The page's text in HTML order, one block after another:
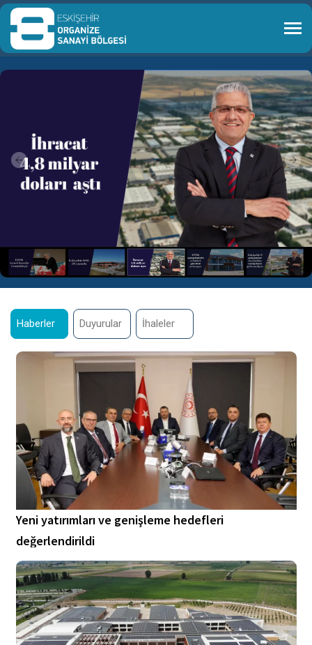
Haberler Duyurular İhaleler
Yeni yatırımları ve genişleme hedefleri
değerlendirildi